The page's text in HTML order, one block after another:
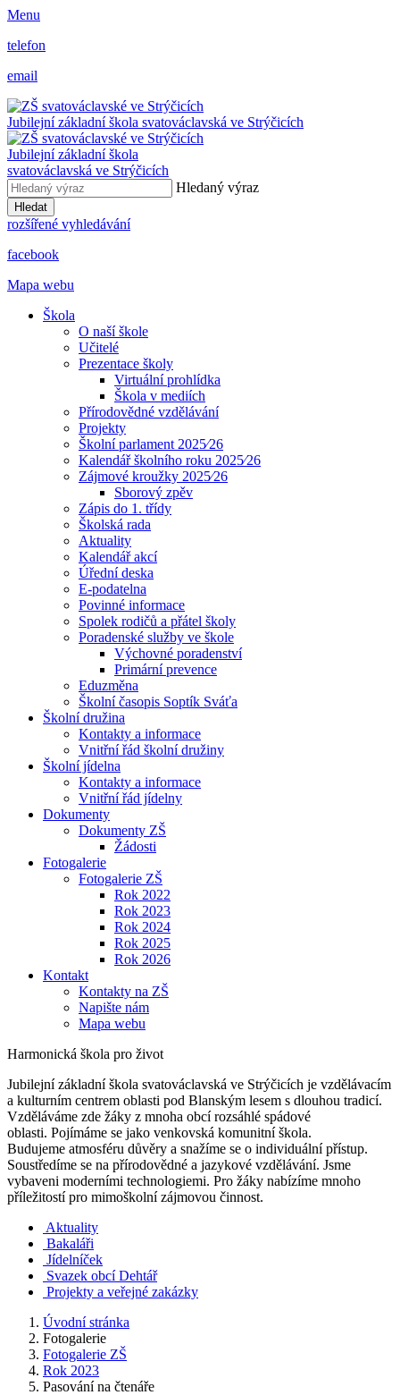
Menu
telefon
email
Jubilejní základní škola svatováclavská ve Strýčicích
Jubilejní základní škola
svatováclavská ve Strýčicích
Hledaný výraz
Hledat
rozšířené vyhledávání
facebook
Mapa webu
Škola
O naší škole
Učitelé
Prezentace školy
Virtuální prohlídka
Škola v mediích
Přírodovědné vzdělávání
Projekty
Školní parlament 2025⁄26
Kalendář školního roku 2025⁄26
Zájmové kroužky 2025⁄26
Sborový zpěv
Zápis do 1. třídy
Školská rada
Aktuality
Kalendář akcí
Úřední deska
E-podatelna
Povinné informace
Spolek rodičů a přátel školy
Poradenské služby ve škole
Výchovné poradenství
Primární prevence
Eduzměna
Školní časopis Soptík Sváťa
Školní družina
Kontakty a informace
Vnitřní řád školní družiny
Školní jídelna
Kontakty a informace
Vnitřní řád jídelny
Dokumenty
Dokumenty ZŠ
Žádosti
Fotogalerie
Fotogalerie ZŠ
Rok 2022
Rok 2023
Rok 2024
Rok 2025
Rok 2026
Kontakt
Kontakty na ZŠ
Napište nám
Mapa webu
Harmonická škola pro život
Jubilejní základní škola svatováclavská ve Strýčicích je vzdělávacím
a kulturním centrem oblasti pod Blanským lesem s dlouhou tradicí.
Vzděláváme zde žáky z mnoha obcí rozsáhlé spádové
oblasti. Pojímáme se jako venkovská komunitní škola.
Budujeme atmosféru důvěry a snažíme se o individuální přístup.
Soustředíme se na přírodovědné a jazykové vzdělávání. Jsme
vybaveni moderními technologiemi. Pro žáky nabízíme mnoho
příležitostí pro mimoškolní zájmovou činnost.
Aktuality
Bakaláři
Jídelníček
Svazek obcí Dehtář
Projekty a veřejné zakázky
Úvodní stránka
Fotogalerie
Fotogalerie ZŠ
Rok 2023
Pasování na čtenáře